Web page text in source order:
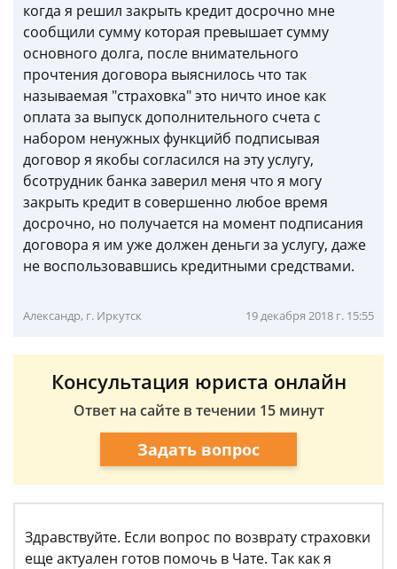
когда я решил закрыть кредит досрочно мне
сообщили сумму которая превышает сумму
основного долга, после внимательного
прочтения договора выяснилось что так
называемая "страховка" это ничто иное как
оплата за выпуск дополнительного счета с
набором ненужных функцийб подписывая
договор я якобы согласился на эту услугу,
бсотрудник банка заверил меня что я могу
закрыть кредит в совершенно любое время
досрочно, но получается на момент подписания
договора я им уже должен деньги за услугу, даже
не воспользовавшись кредитными средствами.
Александр, г. Иркутск 19 декабря 2018 г. 15:55
Консультация юриста онлайн
Ответ на сайте в течении 15 минут
Задать вопрос
Здравствуйте. Если вопрос по возврату страховки
еще актуален готов помочь в Чате. Так как я